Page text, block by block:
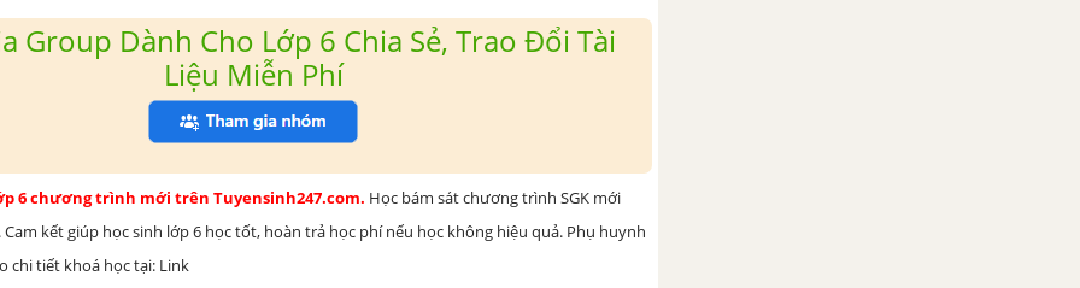
Group Dành Cho Lớp 6 Chia Sẻ, Trao Đổi Tài
Liệu Miễn Phí
6 chương trình mới trên Tuyensinh247.com. Học bám sát chương trình SGK mới
Cam kết giúp học sinh lớp 6 học tốt, hoàn trả học phí nếu học không hiệu quả. Phụ huynh
chi tiết khoá học tại: Link